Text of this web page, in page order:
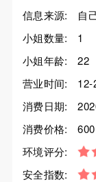
信息来源:
自
小姐数量:
1
小姐年龄:
22
营业时间:
12-
消费日期:
消费价格:
600
环境评分:
安全指数: